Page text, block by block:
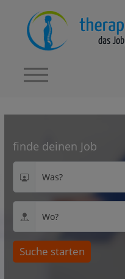
finde deinen Job
Was?
Wo?
Suche starten